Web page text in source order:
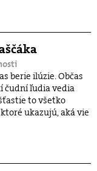
berie ilúzie. Občas
čudní ľudia vedia
to všetko
ukazujú, aká vie